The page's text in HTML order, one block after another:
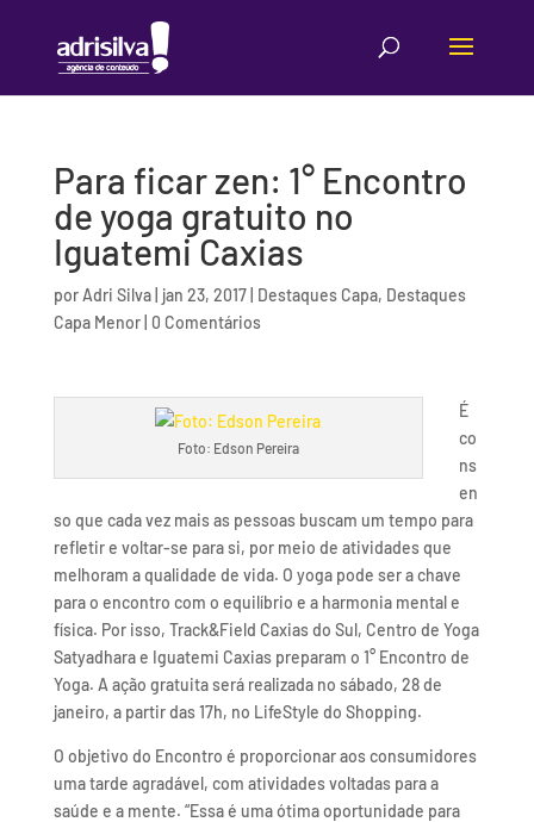
Para ficar zen: 1° Encontro
de yoga gratuito no
Iguatemi Caxias
porAdri Silva| jan 23, 2017| Destaques Capa, Destaques
Capa Menor| 0 Comentários
Foto: Edson Pereira
É
co
ns
en
so que cada vez mais as pessoas buscam um tempo para
refletir e voltar-se para si, por meio de atividades que
melhoram a qualidade de vida. O yoga pode ser a chave
para o encontro com o equilíbrio e a harmonia mental e
física. Por isso, Track&Field Caxias do Sul, Centro de Yoga
Satyadhara e Iguatemi Caxias preparam o 1° Encontro de
Yoga. A ação gratuita será realizada no sábado, 28 de
janeiro, a partir das 17h, no LifeStyle do Shopping.
O objetivo do Encontro é proporcionar aos consumidores
uma tarde agradável, com atividades voltadas para a
saúde e a mente. “Essa é uma ótima oportunidade para